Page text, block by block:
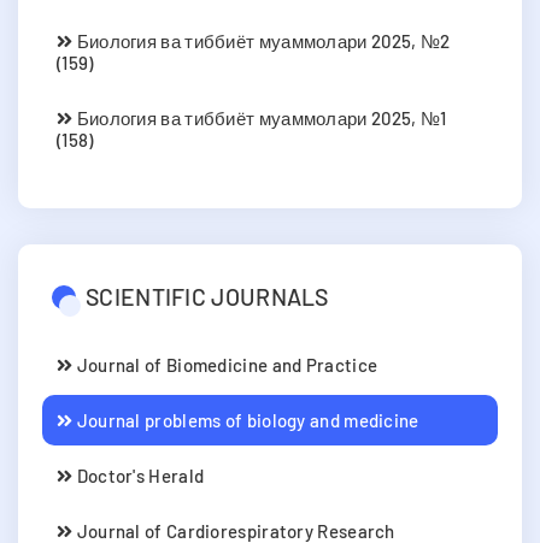
Биология ва тиббиёт муаммолари 2025, №2
(159)
Биология ва тиббиёт муаммолари 2025, №1
(158)
SCIENTIFIC JOURNALS
Journal of Biomedicine and Practice
Journal problems of biology and medicine
Doctor's Herald
Journal of Cardiorespiratory Research